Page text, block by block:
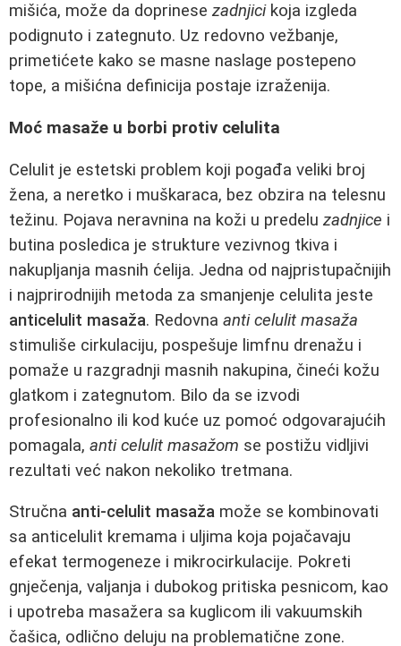
mišića, može da doprinese zadnjicikoja izgleda
podignuto i zategnuto. Uz redovno vežbanje,
primetićete kako se masne naslage postepeno
tope, a mišićna definicija postaje izraženija.
Moć masaže u borbi protiv celulita
Celulit je estetski problem koji pogađa veliki broj
žena, a neretko i muškaraca, bez obzira na telesnu
težinu. Pojava neravnina na koži u predelu zadnjice i
butina posledica je strukture vezivnog tkiva i
nakupljanja masnih ćelija. Jedna od najpristupačnijih
i najprirodnijih metoda za smanjenje celulita jeste
anticelulit masaža. Redovna anti celulit masaža
stimuliše cirkulaciju, pospešuje limfnu drenažu i
pomaže u razgradnji masnih nakupina, čineći kožu
glatkom i zategnutom. Bilo da se izvodi
profesionalno ili kod kuće uz pomoć odgovarajućih
pomagala, anti celulit masažom se postižu vidljivi
rezultati već nakon nekoliko tretmana.
Stručna anti-celulit masaža može se kombinovati
sa anticelulit kremama i uljima koja pojačavaju
efekat termogeneze i mikrocirkulacije. Pokreti
gnječenja, valjanja i dubokog pritiska pesnicom, kao
i upotreba masažera sa kuglicom ili vakuumskih
čašica, odlično deluju na problematične zone.